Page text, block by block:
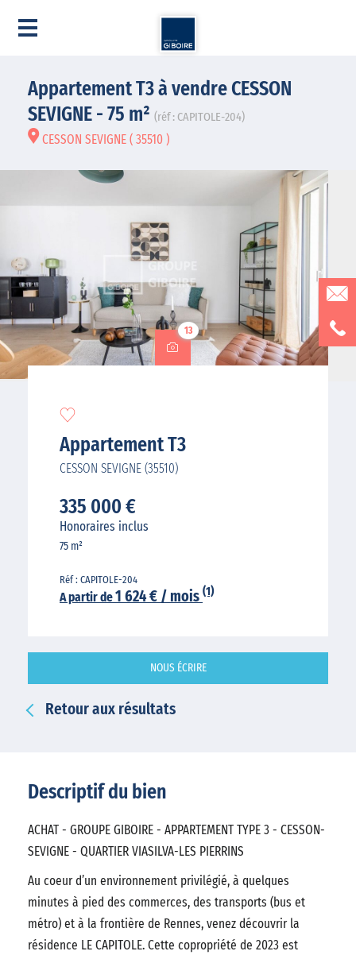
Appartement T3 à vendre CESSON
SEVIGNE - 75 m² (réf : CAPITOLE-204)
CESSON SEVIGNE ( 35510 )
13
Appartement T3
CESSON SEVIGNE (35510)
335 000 €
Honoraires inclus
75 m²
Réf : CAPITOLE-204
A partir de1 624 € / mois (1)
NOUS ÉCRIRE
Retour aux résultats
Descriptif du bien
ACHAT - GROUPE GIBOIRE - APPARTEMENT TYPE 3 - CESSON-
SEVIGNE - QUARTIER VIASILVA-LES PIERRINS
Au coeur d’un environnement privilégié, à quelques
minutes à pied des commerces, des transports (bus et
métro) et à la frontière de Rennes, venez découvrir la
résidence LE CAPITOLE. Cette copropriété de 2023 est